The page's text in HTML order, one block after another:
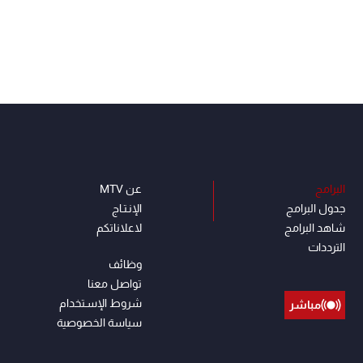
البرامج
جدول البرامج
شاهد البرامج
الترددات
مباشر
عن MTV
الإنـتـاج
لاعلاناتكم
وظائف
تواصل معنا
شروط الإسـتخدام
سياسة الخصوصية